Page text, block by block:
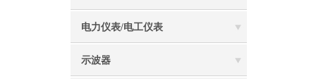
电力仪表/电工仪表
示波器